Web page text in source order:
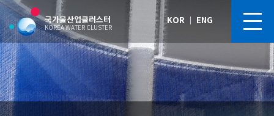
국가물산업클러스터
KOREA WATER CLUSTER
KOR ENG